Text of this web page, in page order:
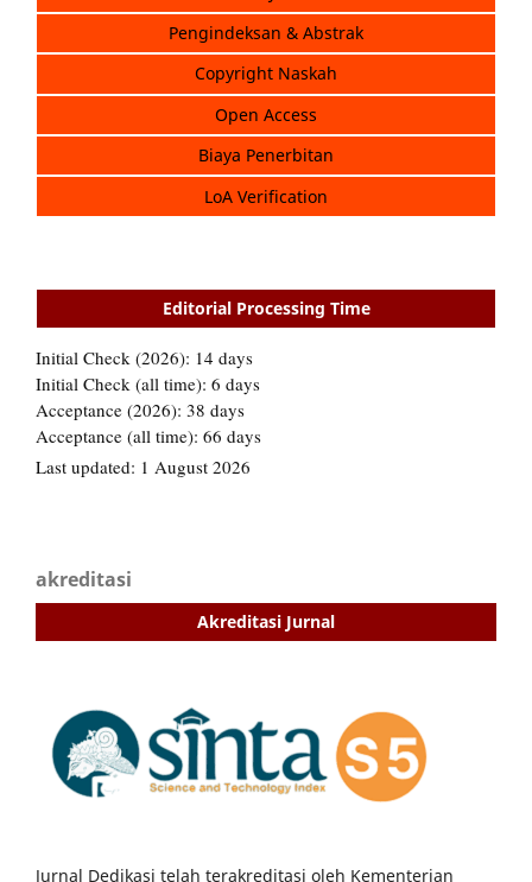
Pengindeksan & Abstrak
Copyright Naskah
Open Access
Biaya Penerbitan
LoA Verification
Editorial Processing Time
akreditasi
Akreditasi Jurnal
Jurnal Dedikasi telah terakreditasi oleh Kementerian